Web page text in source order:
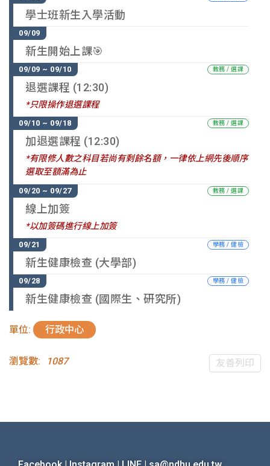
學士班新生入學活動
新生開始上課🎯
教務 / 選課
退選課程 (12:30)
*只限操作退選課程
教務 / 選課
加退選課程 (12:30)
*有限修人數之科目若尚有剩餘名額，一律依上網先後順序
選取至額滿為止
教務 / 選課
線上加簽
*以加簽碼進行線上加簽
學務 / 健檢
新生健康檢查 (大學部)
學務 / 健檢
新生健康檢查 (國際生、研究所)
單位: 行政中心
瀏覽數: 1087 友善列印